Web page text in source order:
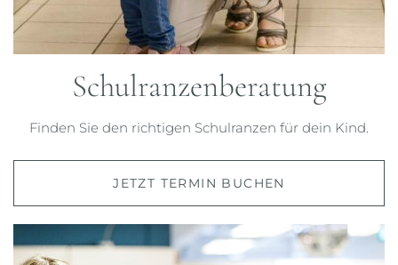
Schulranzenberatung
Finden Sie den richtigen Schulranzen für dein Kind.
JETZT TERMIN BUCHEN